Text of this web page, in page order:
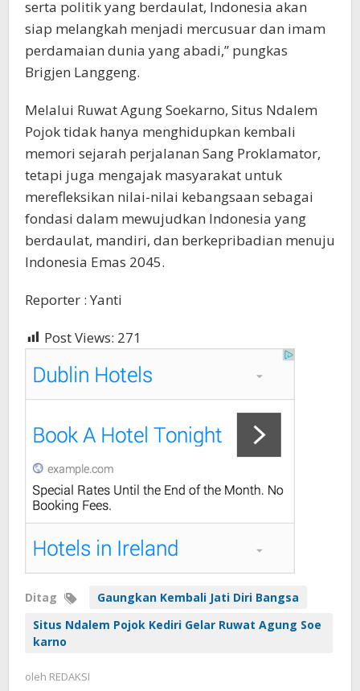
serta politik yang berdaulat, Indonesia akan
siap melangkah menjadi mercusuar dan imam
perdamaian dunia yang abadi,” pungkas
Brigjen Langgeng.
Melalui Ruwat Agung Soekarno, Situs Ndalem
Pojok tidak hanya menghidupkan kembali
memori sejarah perjalanan Sang Proklamator,
tetapi juga mengajak masyarakat untuk
merefleksikan nilai-nilai kebangsaan sebagai
fondasi dalam mewujudkan Indonesia yang
berdaulat, mandiri, dan berkepribadian menuju
Indonesia Emas 2045.
Reporter : Yanti
Post Views: 271
Ditag
Gaungkan Kembali Jati Diri Bangsa
Situs Ndalem Pojok Kediri Gelar Ruwat Agung Soe
karno
oleh REDAKSI